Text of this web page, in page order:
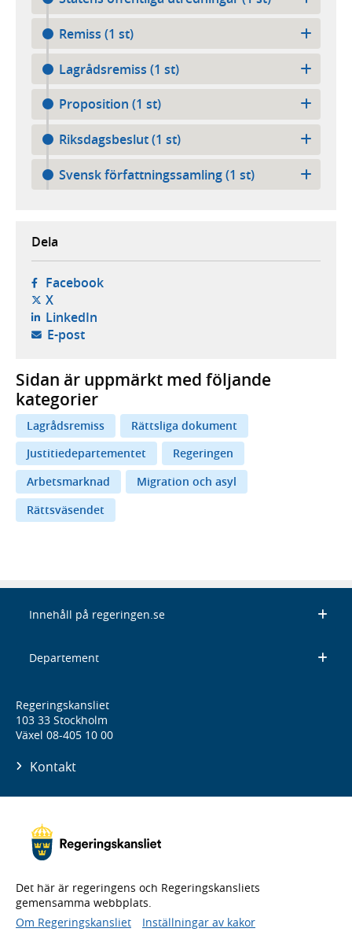
Remiss (1 st)
Lagrådsremiss (1 st)
Proposition (1 st)
Riksdagsbeslut (1 st)
Svensk författningssamling (1 st)
Dela
Facebook- öppnas i ny flik, extern webbplats,
X- öppnas i ny flik, extern webbplats,
LinkedIn- öppnas i ny flik, extern webbplats,
E-post- öppnar din e-postklient,
Sidan är uppmärkt med följande
kategorier
Lagrådsremiss
Rättsliga dokument
Justitiedepartementet
Regeringen
Arbetsmarknad
Migration och asyl
Rättsväsendet
Innehåll på regeringen.se
Departement
Regeringskansliet
103 33 Stockholm
Växel 08-405 10 00
Kontakt
Det här är regeringens och Regeringskansliets
gemensamma webbplats.
Om Regeringskansliet
Inställningar av kakor